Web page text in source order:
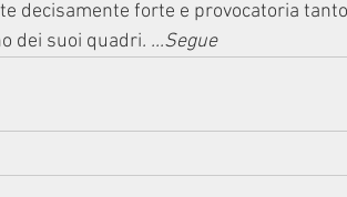
decisamente forte e provocatoria
dei suoi quadri. ...Segue